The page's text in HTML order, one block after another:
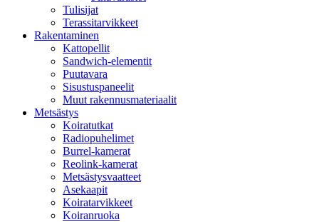
Tulisijat
Terassitarvikkeet
Rakentaminen
Kattopellit
Sandwich-elementit
Puutavara
Sisustuspaneelit
Muut rakennusmateriaalit
Metsästys
Koiratutkat
Radiopuhelimet
Burrel-kamerat
Reolink-kamerat
Metsästysvaatteet
Asekaapit
Koiratarvikkeet
Koiranruoka